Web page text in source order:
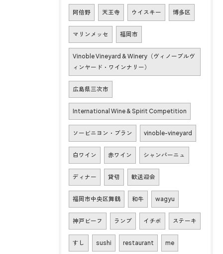
阿倍野 天王寺 ウイスキー 博多区
マリンメッセ 福岡市
Vinoble Vineyard & Winery（ヴィノーブルヴ
ィンヤード・ワインナリー）
広島県三次市
International Wine & Spirit Competition
ソービニヨン・ブラン vinoble-vineyard
白ワイン 赤ワイン シャンパーニュ
ディナー 貸切 歓送迎会
福岡市中央区舞鶴 和牛 wagyu
神戸ビーフ ランプ イチボ ステーキ
すし sushi restaurant me